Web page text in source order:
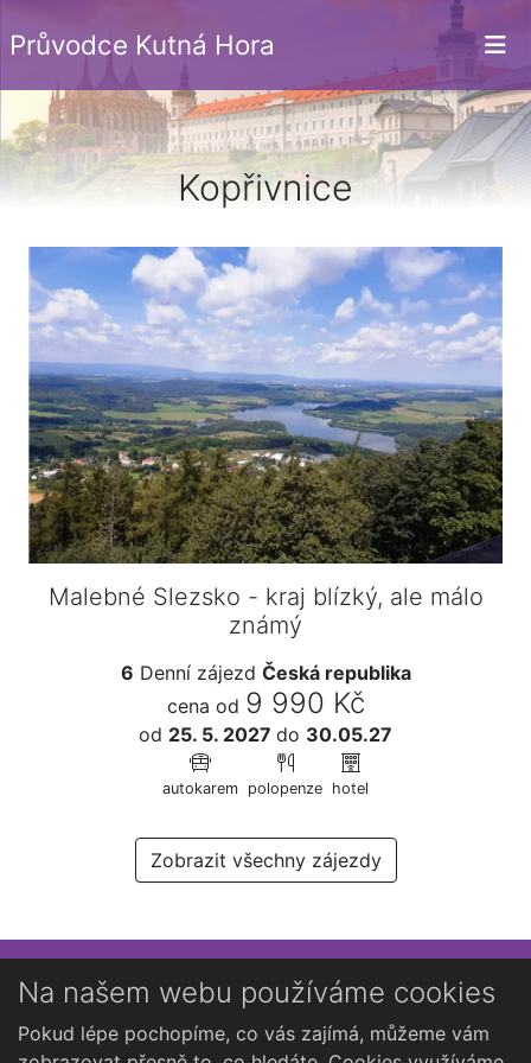
Průvodce Kutná Hora
Kopřivnice
Malebné Slezsko - kraj blízký, ale málo
známý
6 Denní zájezd Česká republika
cena od 9 990 Kč
od 25. 5. 2027 do 30.05.27
autokarem polopenze hotel
Zobrazit všechny zájezdy
Přihlaste se k newsletteru
Chcete dostávat občasné novinky o Kutné Hoře?
Na našem webu používáme cookies
Pokud lépe pochopíme, co vás zajímá, můžeme vám